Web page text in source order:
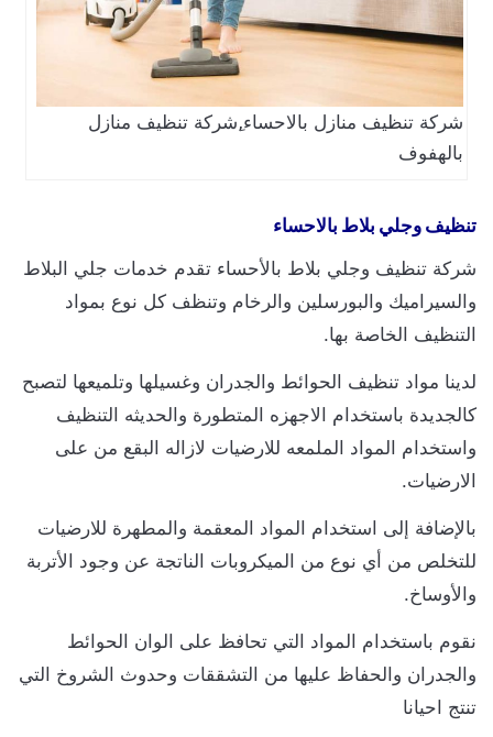
شركة تنظيف منازل بالاحساء,ِشركة تنظيف منازل
بالهفوف
تنظيف وجلي بلاط بالاحساء
شركة تنظيف وجلي بلاط بالأحساء تقدم خدمات جلي البلاط
والسيراميك والبورسلين والرخام وتنظف كل نوع بمواد
التنظيف الخاصة بها.
لدينا مواد تنظيف الحوائط والجدران وغسيلها وتلميعها لتصبح
كالجديدة باستخدام الاجهزه المتطورة والحديثه التنظيف
واستخدام المواد الملمعه للارضيات لازاله البقع من على
الارضيات.
بالإضافة إلى استخدام المواد المعقمة والمطهرة للارضيات
للتخلص من أي نوع من الميكروبات الناتجة عن وجود الأتربة
والأوساخ.
نقوم باستخدام المواد التي تحافظ على الوان الحوائط
والجدران والحفاظ عليها من التشققات وحدوث الشروخ التي
تنتج احيانا